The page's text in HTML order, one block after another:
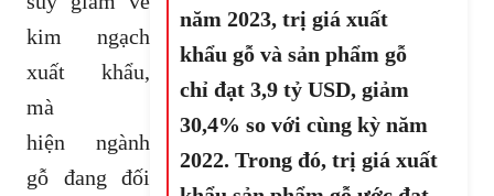
năm 2023, trị giá xuất
khẩu gỗ và sản phẩm gỗ
chỉ đạt 3,9 tỷ USD, giảm
30,4% so với cùng kỳ năm
2022. Trong đó, trị giá xuất
kim ngạch
xuất khẩu,
mà
hiện ngành
gỗ đang đối